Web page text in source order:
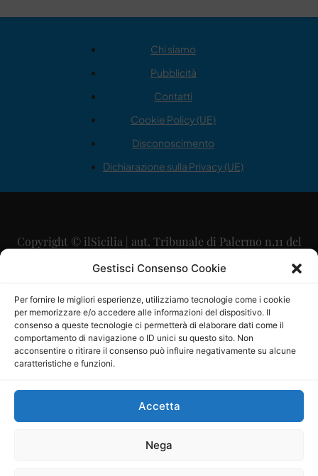
Gestisci Consenso Cookie
Per fornire le migliori esperienze, utilizziamo tecnologie come i cookie
per memorizzare e/o accedere alle informazioni del dispositivo. Il
consenso a queste tecnologie ci permetterà di elaborare dati come il
comportamento di navigazione o ID unici su questo sito. Non
acconsentire o ritirare il consenso può influire negativamente su alcune
caratteristiche e funzioni.
Accetta
Nega
Chi siamo
Pubblicità
Contatti
Cookie Policy (UE)
Disconoscimento
Dichiarazione sulla Privacy (UE)
Copyright © ilSicilia | aut. Tribunale di Palermo n.11 del
29/09/2015
Direttore Editoriale: Maurizio Scaglione
Direttore Responsabile: Maria Calabrese
P.IVA: 06334930820
Mercurio Comunicazione Società Cooperativa a r.l. è
iscritta al Registro degli Operatori di Comunicazione al